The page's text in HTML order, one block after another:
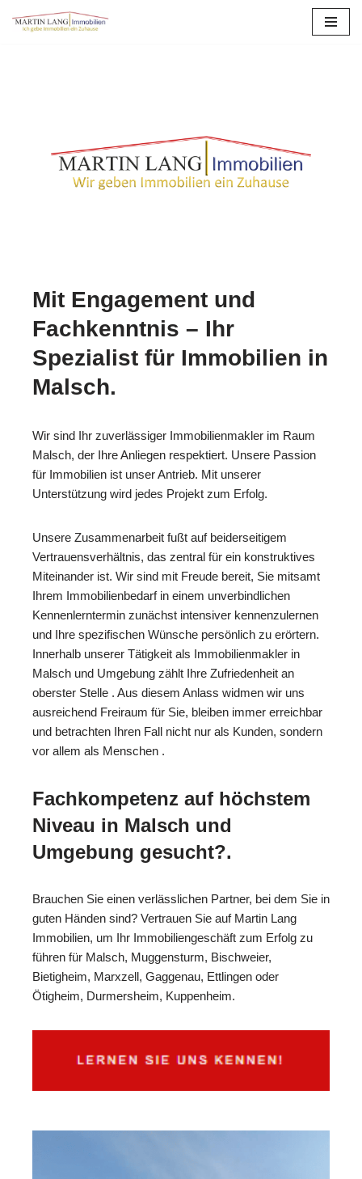
Mit Engagement und
Fachkenntnis – Ihr
Spezialist für Immobilien in
Malsch.
Wir sind Ihr zuverlässiger Immobilienmakler im Raum
Malsch, der Ihre Anliegen respektiert. Unsere Passion
für Immobilien ist unser Antrieb. Mit unserer
Unterstützung wird jedes Projekt zum Erfolg.
Unsere Zusammenarbeit fußt auf beiderseitigem
Vertrauensverhältnis, das zentral für ein konstruktives
Miteinander ist. Wir sind mit Freude bereit, Sie mitsamt
Ihrem Immobilienbedarf in einem unverbindlichen
Kennenlerntermin zunächst intensiver kennenzulernen
und Ihre spezifischen Wünsche persönlich zu erörtern.
Innerhalb unserer Tätigkeit als Immobilienmakler in
Malsch und Umgebung zählt Ihre Zufriedenheit an
oberster Stelle . Aus diesem Anlass widmen wir uns
ausreichend Freiraum für Sie, bleiben immer erreichbar
und betrachten Ihren Fall nicht nur als Kunden, sondern
vor allem als Menschen .
Fachkompetenz auf höchstem
Niveau in Malsch und
Umgebung gesucht?.
Brauchen Sie einen verlässlichen Partner, bei dem Sie in
guten Händen sind? Vertrauen Sie auf Martin Lang
Immobilien, um Ihr Immobiliengeschäft zum Erfolg zu
führen für Malsch, Muggensturm, Bischweier,
Bietigheim, Marxzell, Gaggenau, Ettlingen oder
Ötigheim, Durmersheim, Kuppenheim.